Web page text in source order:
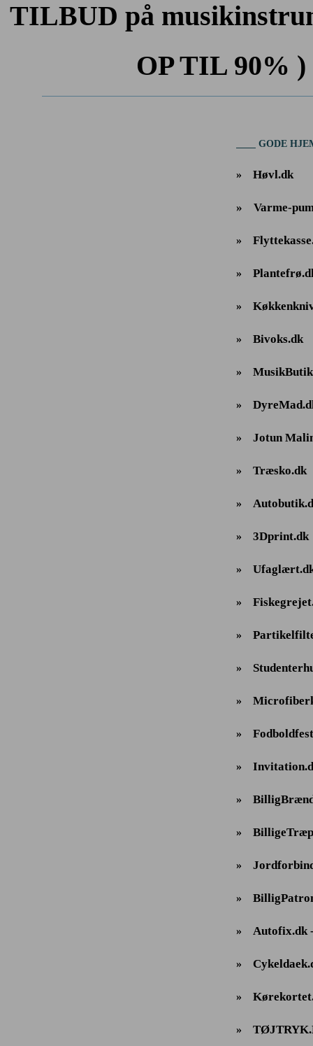
TILBUD på
OP TIL 90%
GODE
» Høvl.dk
» Varme-
»
»
»
» Bivoks.dk
»
»
» Jotun
» Træsko.dk
»
» 3Dprint.dk
»
»
»
»
»
»
»
»
»
»
»
» Autofix.dk
»
»
»